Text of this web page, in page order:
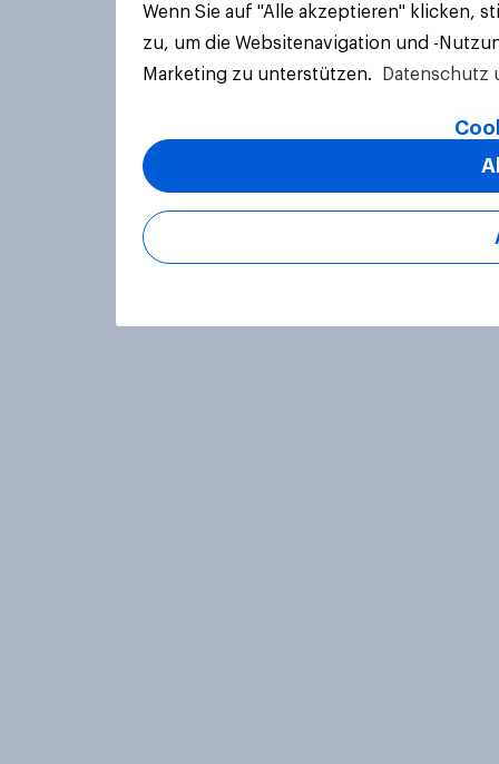
Wenn Sie auf "Alle akzeptieren" klicken,
zu, um die Websitenavigation und -
Marketing zu unterstützen.
Datenschutz